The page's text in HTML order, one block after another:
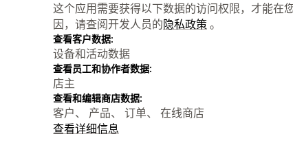
这个应用需要获得以下数据的访问权限，才能在
因，请查阅开发人员的隐私政策 。
查看客户数据:
设备和活动数据
查看员工和协作者数据:
店主
查看和编辑商店数据:
客户、 产品、 订单、 在线商店
查看详细信息